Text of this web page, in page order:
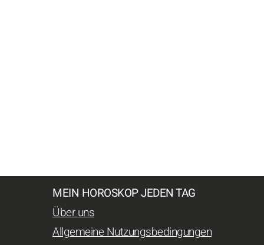
MEIN HOROSKOP JEDEN TAG
Über uns
Allgemeine Nutzungsbedingungen